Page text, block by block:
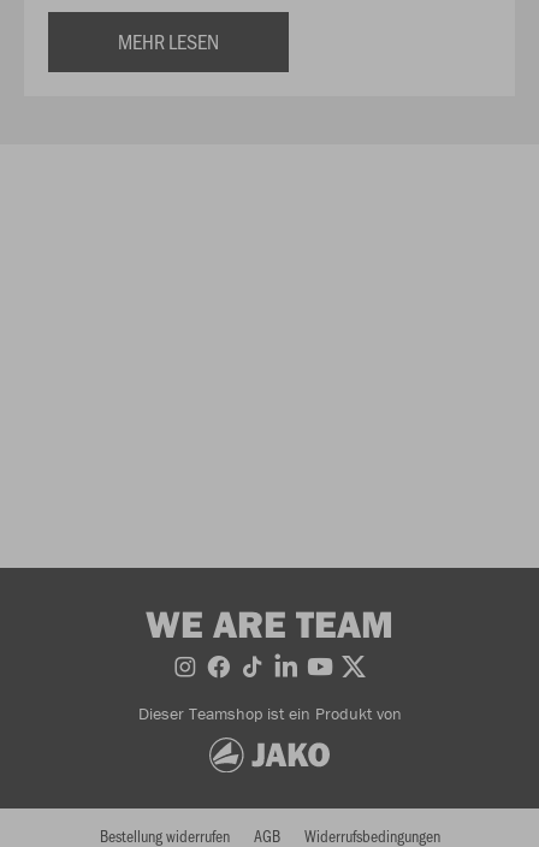
MEHR LESEN
WE ARE TEAM
Dieser Teamshop ist ein Produkt von
Bestellung widerrufen AGB
Widerrufsbedingungen